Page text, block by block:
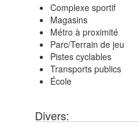
Complexe sportif
Magasins
Métro à proximité
Parc/Terrain de jeu
Pistes cyclables
Transports publics
École
Divers: